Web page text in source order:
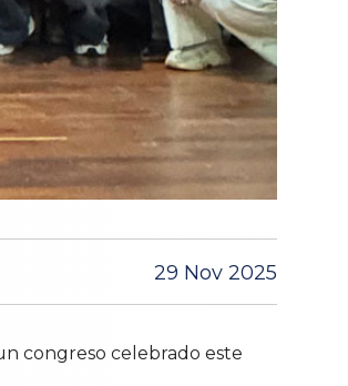
29 Nov 2025
congreso celebrado este